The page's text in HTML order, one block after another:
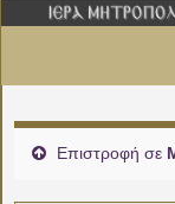
Επιστροφή σε